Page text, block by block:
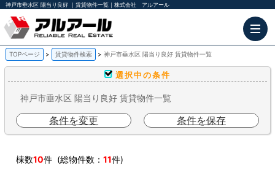
神戸市垂水区 陽当り良好 ｜賃貸物件一覧｜株式会社 アルアール
TOPページ 賃貸物件検索 神戸市垂水区 陽当り良好 賃貸物件一覧
選択中の条件
神戸市垂水区 陽当り良好 賃貸物件一覧
条件を変更 条件を保存
棟数10件 (総物件数：11件)